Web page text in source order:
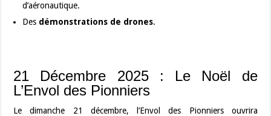
d’aéronautique.
Des démonstrations de drones.
21 Décembre 2025 : Le Noël de
L’Envol des Pionniers
Le dimanche 21 décembre, l’Envol des Pionniers ouvrira